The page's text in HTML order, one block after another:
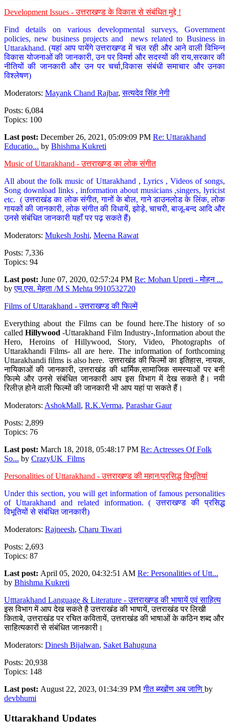
Development Issues - उत्तराखण्ड के विकास से संबंधित मुद्दे !
Find details on various developmental surveys, Government
policies, new business projects and news related to Business in
Uttarakhand. (यहां आप पायेंगे उत्तराखण्ड में चल रही और आने वाली विभिन्न
विकास योजनाओं की जानकारी, उन पर विमर्श और सदस्यों की राय,सरकार की
नीतियों की जानकारी और उन पर चर्चा,विकास संबंधी समाचार और उनका
विश्लेषण)
Moderators: Mayank Chand Rajbar,सत्यदेव सिंह नेगी
Posts: 6,084
Topics: 100
Last post: December 26, 2021, 05:09:09 PM Re: Uttarakhand
Educatio... by Bhishma Kukreti
Music of Uttarakhand - उत्तराखण्ड का लोक संगीत
All about the folk music of Uttarakhand , Lyrics , Videos of songs,
Song download links , information about musicians ,singers, lyricist
etc. ( उत्तराखंड का लोक संगीत, गानों के बोल, गाने डाउनलोड के लिंक, लोक
गायकों की जानकारी, लोक संगीत की विधायें, झोड़े, चाचरी, बाजू-बन्द आदि और
उनसे संबंधित जानकारी यहाँ पर पढ़ सकते हैं)
Moderators: Mukesh Joshi, Meena Rawat
Posts: 7,336
Topics: 94
Last post: June 07, 2020, 02:57:24 PM Re: Mohan Upreti - मोहन ...
byएम.एस. मेहता /M S Mehta 9910532720
Films of Uttarakhand - उत्तराखण्ड की फिल्में
Everything about the Films can be found here.The history of so
calledHillywood-Uttarakhand Film Industry-,Information about the
Hero, Heroins of Hillywood, Story, Video, Photographs of
Uttarakhandi Films- all are here. The information of forthcoming
Uttarakhandi films is also here. उत्तराखंड की फिल्मों का इतिहास, नायक,
नायिकाओं की जानकारी, उत्तराखंड की धार्मिक,सामाजिक समस्याओं पर बनी
फिल्मे और उनसे संबंधित जानकारी आप इस विभाग में देख सकते है। नयी
रिलीज़ होने वाली फिल्मों की जानकारी भी आप यहां पा सकते हैं।
Moderators: AshokMall, R.K.Verma, Parashar Gaur
Posts: 2,899
Topics: 76
Last post: March 18, 2018, 05:48:17 PM Re: Actresses Of Folk
So... by CrazyUK_Films
Personalities of Uttarakhand - उत्तराखण्ड की महान/प्रसिद्ध विभूतियां
Under this section, you will get information of famous personalities
of Uttarakhand and related information. ( उत्तराखण्ड की प्रसिद्ध
विभूतियों से संबंधित जानकारी)
Moderators: Rajneesh, Charu Tiwari
Posts: 2,693
Topics: 87
Last post: April 05, 2020, 04:32:51 AM Re: Personalities of Utt...
by Bhishma Kukreti
Utttarakhand Language & Literature - उत्तराखण्ड की भाषायें एवं साहित्य
इस विभाग में आप देख सकते है उत्तराखंड की भाषायें, उत्तराखंड पर लिखी
किताबे, उत्तराखंड पर रचित कवितायें, उत्तराखंड की भाषाओं के कठिन शब्द और
साहित्यकारों से संबंधित जानकारी।
Moderators: Dinesh Bijalwan, Saket Bahuguna
Posts: 20,938
Topics: 148
Last post: August 22, 2023, 01:34:39 PMगीत ब्य्खोंण अब जाणि by
devbhumi
Uttarakhand Updates